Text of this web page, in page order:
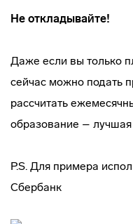
Не откладывайте!
Даже если вы только
сейчас можно подать
рассчитать
образование –
P.S. Для примера
Сбербанк